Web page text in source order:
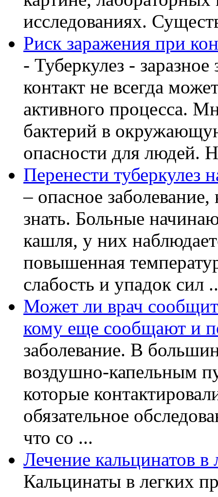
исследованиях.
Риск заражения при
- Туберкулез -
контакт не всегда
активного процесса.
бактерий в
опасности для людей.
Перенести туберкулез
– опасное
знать. Больные
кашля, у них
повышенная
слабость и упадок сил
Может ли врач
кому еще сообщают и
заболевание. В
воздушно-капельным
которые
обязательное
что со ...
Лечение кальцинатов
Кальцинаты в легких